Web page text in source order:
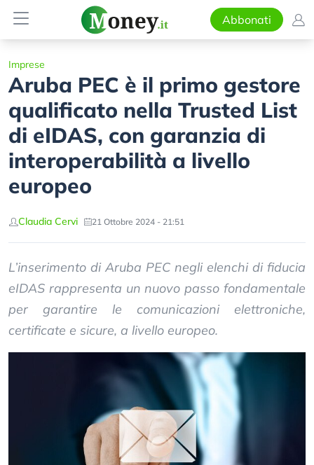
Abbonati
Imprese
Aruba PEC è il primo gestore
qualificato nella Trusted List
di eIDAS, con garanzia di
interoperabilità a livello
europeo
Claudia Cervi 21 Ottobre 2024 - 21:51
L’inserimento di Aruba PEC negli elenchi di fiducia
eIDAS rappresenta un nuovo passo fondamentale
per garantire le comunicazioni elettroniche,
certificate e sicure, a livello europeo.